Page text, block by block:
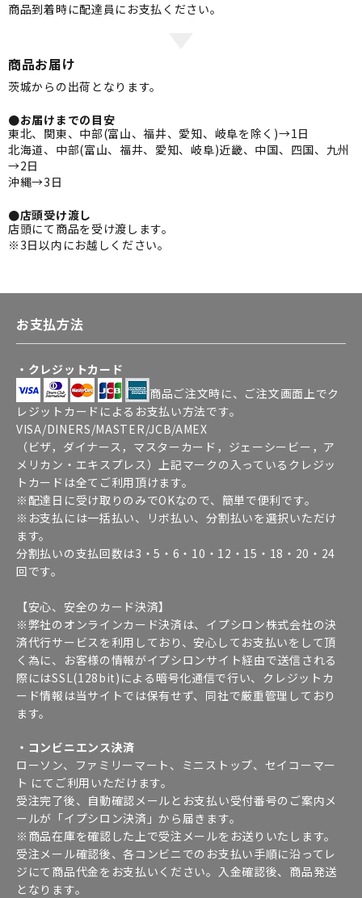
商品到着時に配達員にお支払ください。
商品お届け
茨城からの出荷となります。
●お届けまでの目安
東北、関東、中部(富山、福井、愛知、岐阜を除く)→1日
北海道、中部(富山、福井、愛知、岐阜)近畿、中国、四国、九州
→2日
沖縄→3日
●店頭受け渡し
店頭にて商品を受け渡します。
※3日以内にお越しください。
お支払方法
・クレジットカード
商品ご注文時に、ご注文画面上でク
レジットカードによるお支払い方法です。
VISA/DINERS/MASTER/JCB/AMEX
（ビザ，ダイナース，マスターカード，ジェーシービー，ア
メリカン・エキスプレス）上記マークの入っているクレジッ
トカードは全てご利用頂けます。
※配達日に受け取りのみでOKなので、簡単で便利です。
※お支払には一括払い、リボ払い、分割払いを選択いただけ
ます。
分割払いの支払回数は3・5・6・10・12・15・18・20・24
回です。
【安心、安全のカード決済】
※弊社のオンラインカード決済は、イプシロン株式会社の決
済代行サービスを利用しており、安心してお支払いをして頂
く為に、お客様の情報がイプシロンサイト経由で送信される
際にはSSL(128bit)による暗号化通信で行い、クレジットカ
ード情報は当サイトでは保有せず、同社で厳重管理しており
ます。
・コンビニエンス決済
ローソン、ファミリーマート、ミニストップ、セイコーマー
ト にてご利用いただけます。
受注完了後、自動確認メールとお支払い受付番号のご案内メ
ールが「イプシロン決済」から届きます。
※商品在庫を確認した上で受注メールをお送りいたします。
受注メール確認後、各コンビニでのお支払い手順に沿ってレ
ジにて商品代金をお支払いください。入金確認後、商品発送
となります。